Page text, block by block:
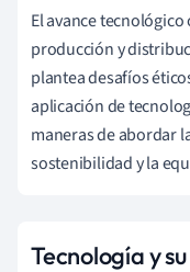
El avance
producción y
plantea desafíos
aplicación de
maneras de abordar
sostenibilidad y la
Tecnología y